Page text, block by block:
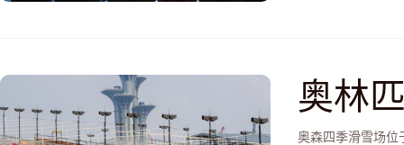
奥林
奥森四季滑雪场位